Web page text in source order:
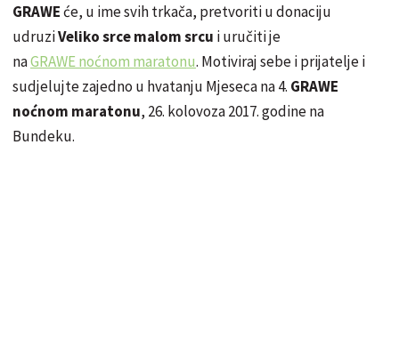
GRAWEće, u ime svih trkača, pretvoriti u donaciju
udruziVeliko srce malom srcu i uručiti je
naGRAWE noćnom maratonu. Motiviraj sebe i prijatelje i
sudjelujte zajedno u hvatanju Mjeseca na 4. GRAWE
noćnom maratonu, 26. kolovoza 2017. godine na
Bundeku.